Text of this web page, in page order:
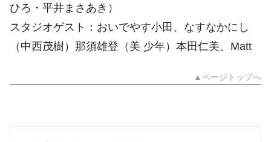
ひろ・平井まさあき）
スタジオゲスト：おいでやす小田、なすなかにし
（中西茂樹）那須雄登（美 少年）本田仁美、Matt
▲ページトップへ